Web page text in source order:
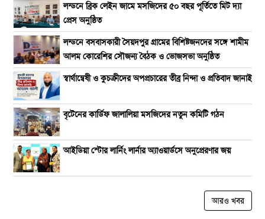
লন্ডনে ব্রিক লেইন জামে মসজিদের ৫০ বছর পূর্তিতে মিট দ‍্যা
প্রেস অনুষ্ঠিত
লন্ডনে বসবাসকারী সৈয়দপুর গ্রামের বিশিষ্টজনদের সঙ্গে শামীম
আলম কোরেশির সৌজন্য বৈঠক ও ভোজসভা অনুষ্ঠিত
স্বার্থান্বেষী ও কুচক্রীদের অপপ্রচারের তীব্র নিন্দা ও প্রতিবাদ জানাই
বৃটেনের কার্ডিফ জালালিয়া মসজিদের নতুন কমিটি গঠন
আইডিয়া স্টোর লার্নিং লার্নার অ্যাওয়ার্ডসে অনুপ্রেরণার জয়
আরও খবর